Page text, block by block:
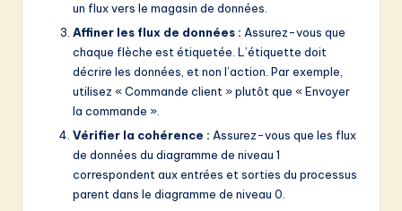
un flux vers le magasin de données.
Affiner les flux de données : Assurez-vous que
chaque flèche est étiquetée. L’étiquette doit
décrire les données, et non l’action. Par exemple,
utilisez « Commande client » plutôt que « Envoyer
la commande ».
Vérifier la cohérence : Assurez-vous que les flux
de données du diagramme de niveau 1
correspondent aux entrées et sorties du processus
parent dans le diagramme de niveau 0.